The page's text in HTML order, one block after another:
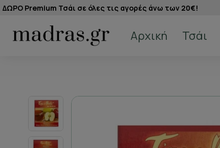
ΔΩΡΟ Premium Τσάι σε όλες τις αγορές άνω των 20€!
Αρχική Τσάι